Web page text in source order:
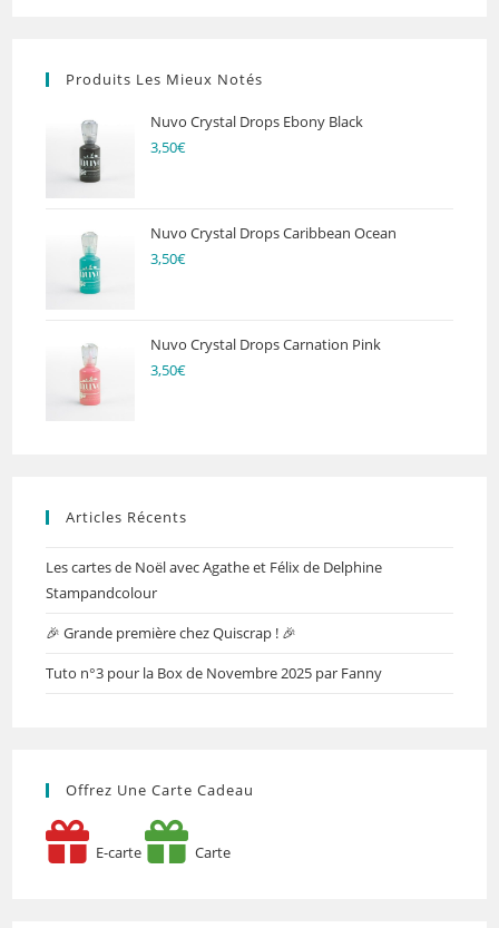
Produits Les Mieux Notés
Nuvo Crystal Drops Ebony Black
3,50€
Nuvo Crystal Drops Caribbean Ocean
3,50€
Nuvo Crystal Drops Carnation Pink
3,50€
Articles Récents
Les cartes de Noël avec Agathe et Félix de Delphine
Stampandcolour
🎉 Grande première chez Quiscrap ! 🎉
Tuto n°3 pour la Box de Novembre 2025 par Fanny
Offrez Une Carte Cadeau
E-carte Carte